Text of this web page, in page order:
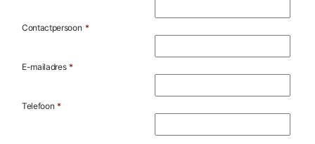
Contactpersoon *
E-mailadres *
Telefoon *